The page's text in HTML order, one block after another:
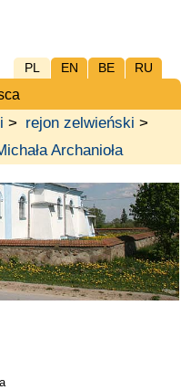
PL EN BE RU
> rejon zelwieński >
Archanioła